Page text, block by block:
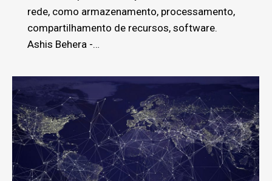
rede, como armazenamento, processamento,
compartilhamento de recursos, software.
Ashis Behera -…